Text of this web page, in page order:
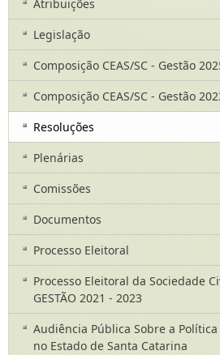
Atribuições
Legislação
Composição CEAS/SC - Gestão
Composição CEAS/SC - Gestão
Resoluções
Plenárias
Comissões
Documentos
Processo Eleitoral
Processo Eleitoral da Sociedade
GESTÃO 2021 - 2023
Audiência Pública Sobre a
no Estado de Santa Catarina